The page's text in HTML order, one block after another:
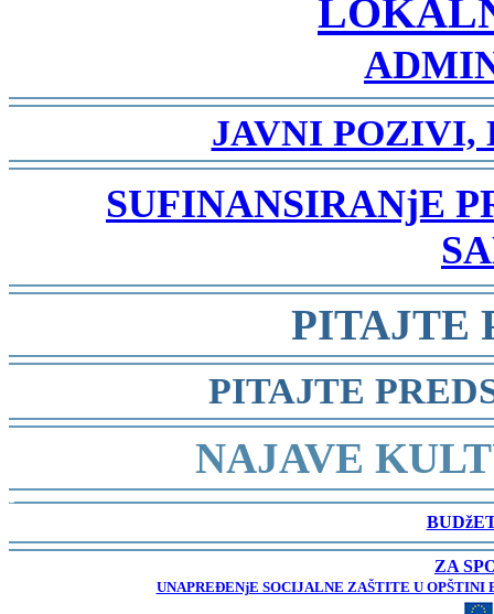
-
JAVNI POZIVI,
-
SUFINANSIRANjE
-
PITAJTE
-
PITAJTE
-
NAJAVE
-
-
ZA
UNAPREĐENjE SOCIJALNE ZAŠTITE U OPŠTINI